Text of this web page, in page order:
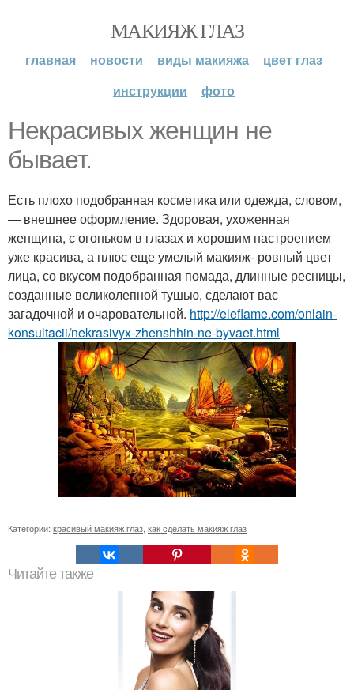
МАКИЯЖ ГЛАЗ
главная новости виды макияжа
цвет глаз
инструкции
фото
Некрасивых женщин не
бывает.
Есть плохо подобранная косметика или одежда, словом,
— внешнее оформление. Здоровая, ухоженная
женщина, с огоньком в глазах и хорошим настроением
уже красива, а плюс еще умелый макияж- ровный цвет
лица, со вкусом подобранная помада, длинные ресницы,
созданные великолепной тушью, сделают вас
загадочной и очаровательной. http://eleflame.com/onlain-
konsultacii/nekrasivyx-zhenshhin-ne-byvaet.html
Категории: красивый макияж глаз как сделать макияж глаз
Читайте также